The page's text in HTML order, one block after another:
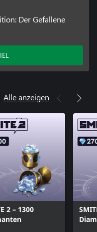
Der Gefallene
Alle anzeigen
2 – 1300